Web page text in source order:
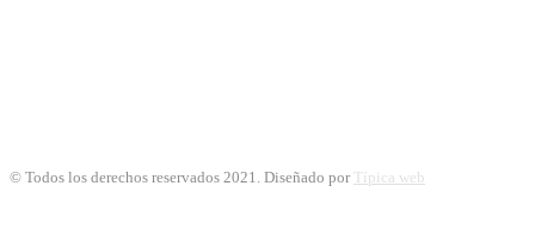
© Todos los derechos reservados 2021. Diseñado por Típica web